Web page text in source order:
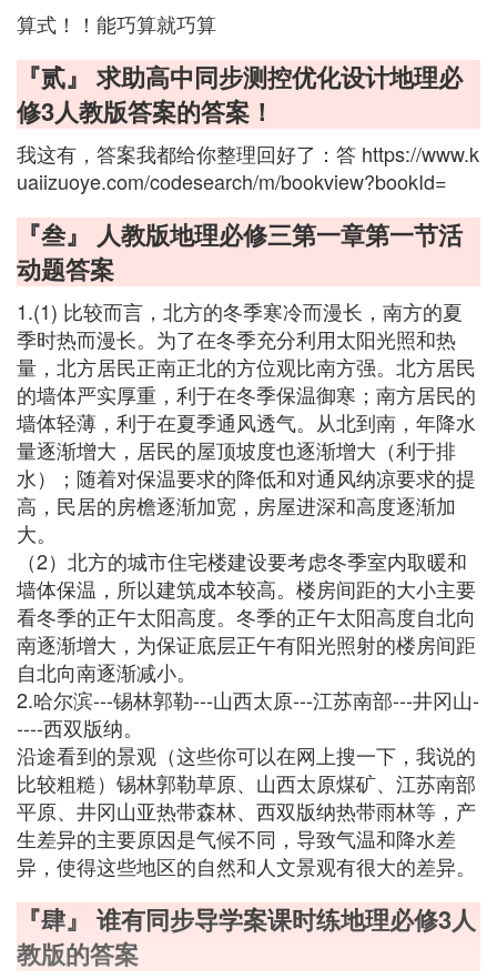
算式！！能巧算就巧算
『贰』 求助高中同步测控优化设计地理必
修3人教版答案的答案！
我这有，答案我都给你整理回好了：答 https://www.k
uaiizuoye.com/codesearch/m/bookview?bookId=
『叁』 人教版地理必修三第一章第一节活
动题答案
1.(1) 比较而言，北方的冬季寒冷而漫长，南方的夏
季时热而漫长。为了在冬季充分利用太阳光照和热
量，北方居民正南正北的方位观比南方强。北方居民
的墙体严实厚重，利于在冬季保温御寒；南方居民的
墙体轻薄，利于在夏季通风透气。从北到南，年降水
量逐渐增大，居民的屋顶坡度也逐渐增大（利于排
水）；随着对保温要求的降低和对通风纳凉要求的提
高，民居的房檐逐渐加宽，房屋进深和高度逐渐加
大。
（2）北方的城市住宅楼建设要考虑冬季室内取暖和
墙体保温，所以建筑成本较高。楼房间距的大小主要
看冬季的正午太阳高度。冬季的正午太阳高度自北向
南逐渐增大，为保证底层正午有阳光照射的楼房间距
自北向南逐渐减小。
2.哈尔滨---锡林郭勒---山西太原---江苏南部---井冈山-
----西双版纳。
沿途看到的景观（这些你可以在网上搜一下，我说的
比较粗糙）锡林郭勒草原、山西太原煤矿、江苏南部
平原、井冈山亚热带森林、西双版纳热带雨林等，产
生差异的主要原因是气候不同，导致气温和降水差
异，使得这些地区的自然和人文景观有很大的差异。
『肆』 谁有同步导学案课时练地理必修3人
教版的答案